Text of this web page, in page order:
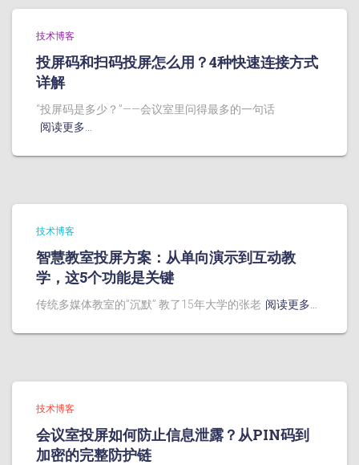
技术博客
投屏码和扫码投屏怎么用？4种快速连接方式
详解
“投屏码是多少？”——会议室里问得最多的一句话
阅读更多…
技术博客
智慧教室投屏方案：从单向演示到互动教
学，这5个功能是关键
传统多媒体教室的”沉默” 教了15年大学的张老 阅读更多…
技术博客
会议室投屏如何防止信息泄露？从PIN码到
加密的完整防护链